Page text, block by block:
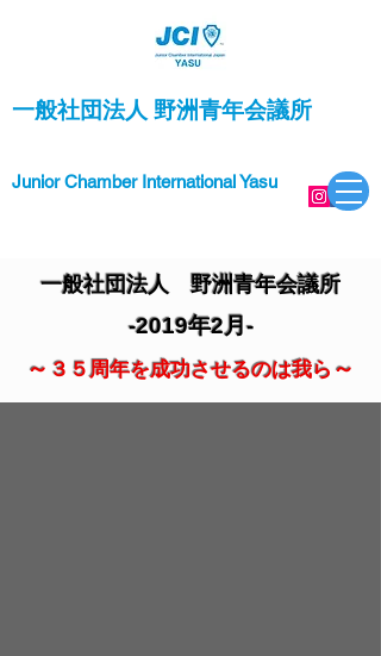
一般社団法人 野洲青年会議所
Junior Chamber International Yasu
一般社団法人 野洲青年会議所
-2019年2月-
～ ３５周年を成功させるのは我ら ～